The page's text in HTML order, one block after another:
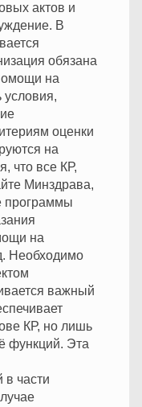
актов и
В
обязана
на
условия,
оценки
на
что все КР,
Минздрава,
программы
на
Необходимо
важный
КР, но лишь
функций. Эта
в части